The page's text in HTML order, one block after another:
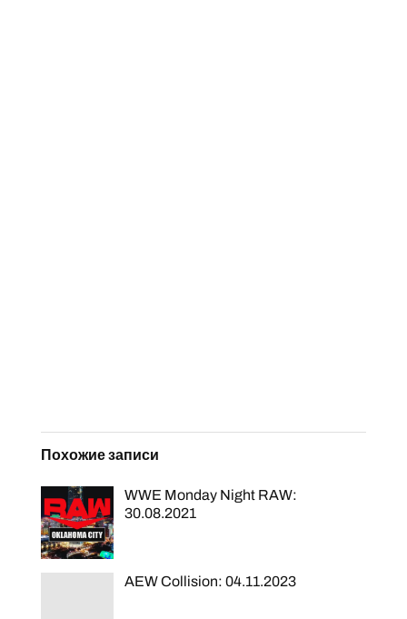
Похожие записи
WWE Monday Night RAW:
30.08.2021
AEW Collision: 04.11.2023